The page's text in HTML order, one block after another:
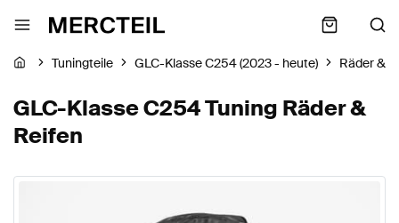
Tuningteile GLC-Klasse C254 (2023 - heute) Räder &
GLC-Klasse C254 Tuning Räder &
Reifen